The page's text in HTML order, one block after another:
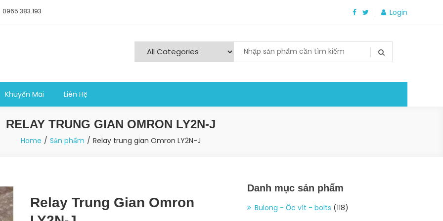
0965.383.193 Login
Khuyến Mãi Liên Hệ
RELAY TRUNG GIAN OMRON LY2N-J
Home Sản phẩm Relay trung gian Omron LY2N-J
Relay Trung Gian Omron
Danh mục sản phẩm
Bulong - Ốc vít - bolts (118)